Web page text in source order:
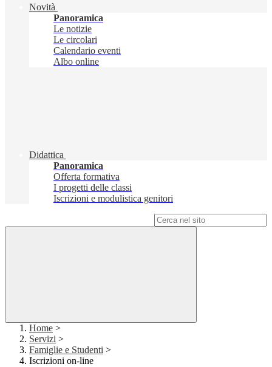
Novità
Panoramica
Le notizie
Le circolari
Calendario eventi
Albo online
Didattica
Panoramica
Offerta formativa
I progetti delle classi
Iscrizioni e modulistica genitori
Home >
Servizi >
Famiglie e Studenti >
Iscrizioni on-line